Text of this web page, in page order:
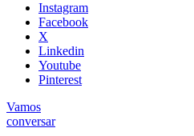
Instagram
Facebook
X
Linkedin
Youtube
Pinterest
Vamos
conversar